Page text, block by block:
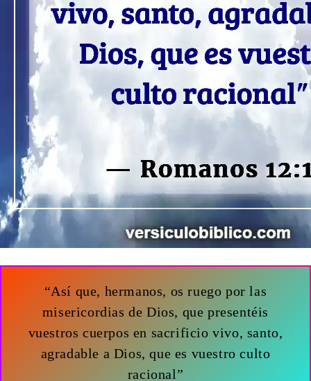
“Así que, hermanos, os ruego por las
misericordias de Dios, que presentéis
vuestros cuerpos en sacrificio vivo, santo,
agradable a Dios, que es vuestro culto
racional”